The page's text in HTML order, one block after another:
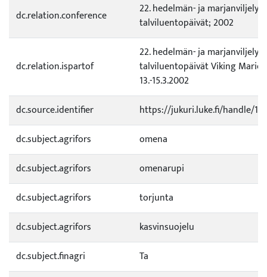
dc.relation.conference
22. hedelmän- ja marjanviljelyn
talviluentopäivät; 2002
dc.relation.ispartof
22. hedelmän- ja marjanviljelyn
talviluentopäivät Viking
13.-15.3.2002
dc.source.identifier
https://jukuri.luke.fi/handle/
dc.subject.agrifors
omena
dc.subject.agrifors
omenarupi
dc.subject.agrifors
torjunta
dc.subject.agrifors
kasvinsuojelu
dc.subject.finagri
Ta